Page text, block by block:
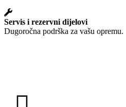
Servis i rezervni dijelovi
Dugoročna podrška za vašu opremu.